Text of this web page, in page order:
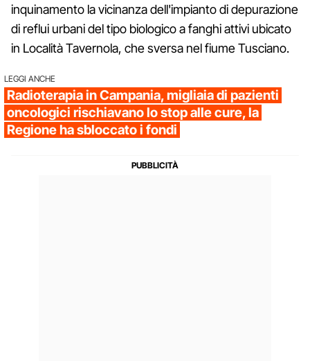
inquinamento la vicinanza dell'impianto di depurazione
di reflui urbani del tipo biologico a fanghi attivi ubicato
in Località Tavernola, che sversa nel fiume Tusciano.
LEGGI ANCHE
Radioterapia in Campania, migliaia di pazienti
oncologici rischiavano lo stop alle cure, la
Regione ha sbloccato i fondi